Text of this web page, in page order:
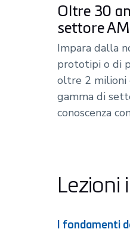
Oltre 30
settore AM
Impara dalla
prototipi o di
oltre 2 milioni
gamma di
conoscenza
I fondamenti